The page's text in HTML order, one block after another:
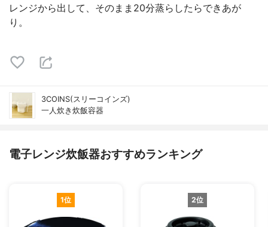
レンジから出して、そのまま20分蒸らしたらできあが
り。
3COINS(スリーコインズ)
一人炊き炊飯容器
電子レンジ炊飯器おすすめランキング
1位 2位